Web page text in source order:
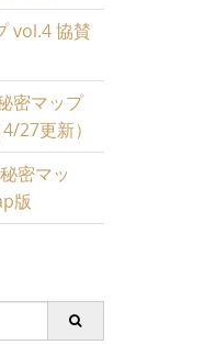
vol.4 協賛
密マップ
27更新）
密マッ
版